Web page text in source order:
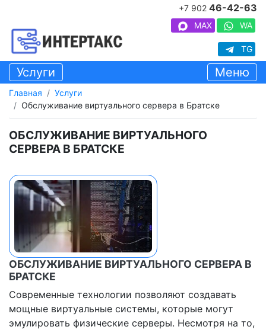
+7 902 46-42-63
MAX WA
TG
Услуги Меню
Главная
Услуги
Обслуживание виртуального сервера в Братске
ОБСЛУЖИВАНИЕ ВИРТУАЛЬНОГО
СЕРВЕРА В БРАТСКЕ
ОБСЛУЖИВАНИЕ ВИРТУАЛЬНОГО СЕРВЕРА В
БРАТСКЕ
Современные технологии позволяют создавать
мощные виртуальные системы, которые могут
эмулировать физические серверы. Несмотря на то,